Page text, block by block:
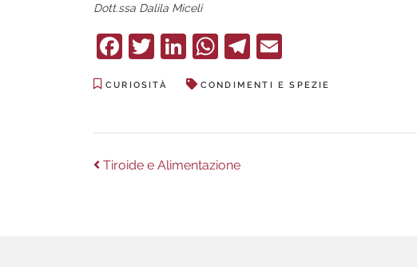
Dott.ssa Dalila Miceli
Facebook
Twitter
LinkedIn
WhatsApp
Telegram
CURIOSITÀ CONDIMENTI E SPEZIE
Navigazione
Previous
Tiroide e Alimentazione